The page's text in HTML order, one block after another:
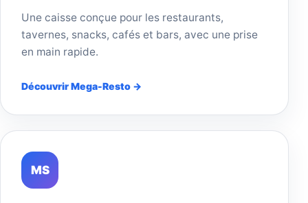
Une caisse conçue pour les restaurants,
tavernes, snacks, cafés et bars, avec une prise
en main rapide.
Découvrir Mega-Resto →
MS